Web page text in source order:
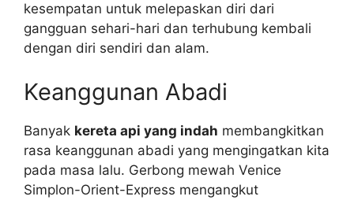
kesempatan untuk melepaskan diri dari
gangguan sehari-hari dan terhubung kembali
dengan diri sendiri dan alam.
Keanggunan Abadi
Banyak kereta api yang indah membangkitkan
rasa keanggunan abadi yang mengingatkan kita
pada masa lalu. Gerbong mewah Venice
Simplon-Orient-Express mengangkut